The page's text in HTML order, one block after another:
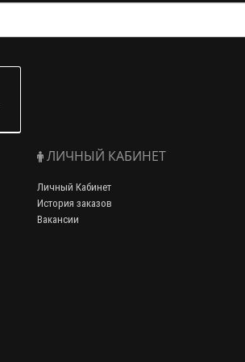
ЛИЧНЫЙ КАБИНЕТ
Личный Кабинет
История заказов
Вакансии